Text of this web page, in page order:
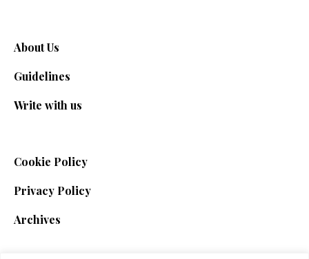
About Us
Guidelines
Write with us
Cookie Policy
Privacy Policy
Archives